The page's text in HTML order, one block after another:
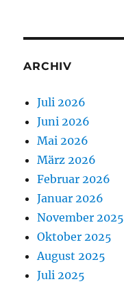
ARCHIV
Juli 2026
Juni 2026
Mai 2026
März 2026
Februar 2026
Januar 2026
November 2025
Oktober 2025
August 2025
Juli 2025